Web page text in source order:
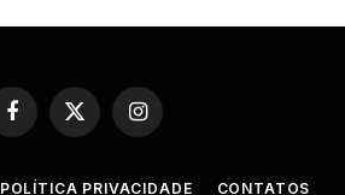
Facebook
X
Instagram
POLÍTICA PRIVACIDADE CONTATOS